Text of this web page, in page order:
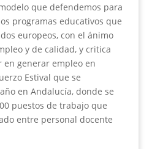
que defendemos para
programas educativos que
europeos, con el ánimo
y de calidad, y critica
generar empleo en
Estival que se
en Andalucía, donde se
puestos de trabajo que
entre personal docente